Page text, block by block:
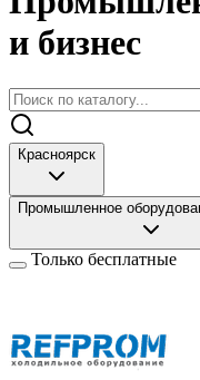
и бизнес
Красноярск
Промышленное
Только бесплатные